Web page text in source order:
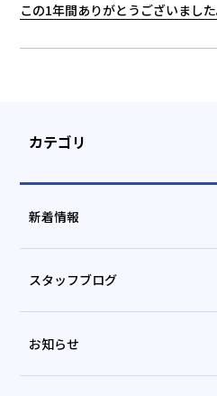
この1年間ありがとうございました
カテゴリ
新着情報
スタッフブログ
お知らせ